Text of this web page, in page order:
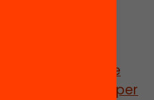
més
de l’informe
El finançament per